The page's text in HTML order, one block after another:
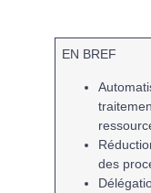
EN BREF
des